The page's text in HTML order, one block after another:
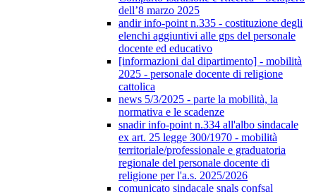
dell’8 marzo 2025
andir info-point n.335 - costituzione degli
elenchi aggiuntivi alle gps del personale
docente ed educativo
[informazioni dal dipartimento] - mobilità
2025 - personale docente di religione
cattolica
news 5/3/2025 - parte la mobilità, la
normativa e le scadenze
snadir info-point n.334 all'albo sindacale
ex art. 25 legge 300/1970 - mobilità
territoriale/professionale e graduatoria
regionale del personale docente di
religione per l'a.s. 2025/2026
comunicato sindacale snals confsal